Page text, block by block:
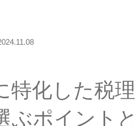
特化した税理
ぶポイントと